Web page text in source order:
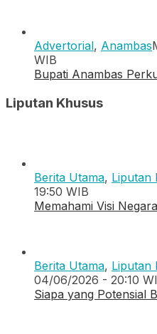
Advertorial, Anambas
WIB
Bupati Anambas
Liputan Khusus
Berita Utama, Liputan
19:50 WIB
Memahami Visi
Berita Utama, Liputan
04/06/2026 - 20:10
Siapa yang Potensial